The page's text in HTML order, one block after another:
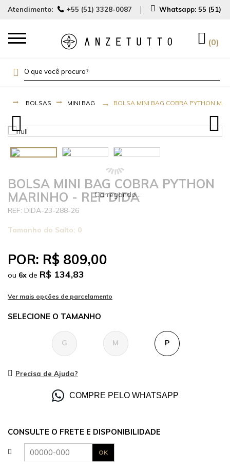
Atendimento: +55 (51) 3328-0087 Whatsapp: 55 (51)
0
BOLSAS MINI BAG BOLSA MINI BAG COBRA PYTHON
BOLSA MINI BAG COBRA PYTHON
MARINHO - REF DIDA
DIDA-23-288-26
Tamanho do Salto: 0
POR: R$ 809,00
ou 6x de R$ 134,83
TAMANHO
G M P
Precisa de Ajuda?
COMPRE PELO WHATSAPP
CONSULTE O FRETE E DISPONIBILIDADE